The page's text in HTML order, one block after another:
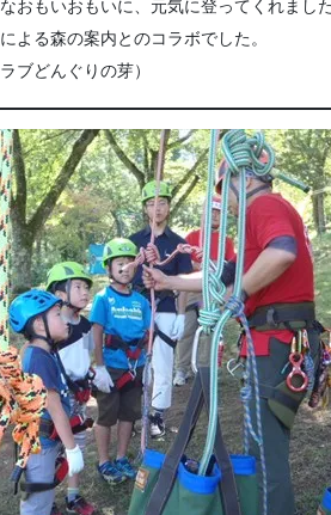
おもいおもいに、元気に登ってくれました
よる森の案内とのコラボでした。
ブどんぐりの芽）